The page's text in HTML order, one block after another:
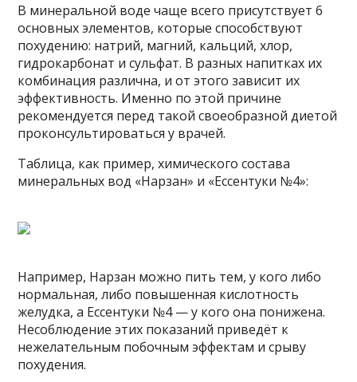
В минеральной воде чаще всего присутствует 6
основных элементов, которые способствуют
похудению: натрий, магний, кальций, хлор,
гидрокарбонат и сульфат. В разных напитках их
комбинация различна, и от этого зависит их
эффективность. Именно по этой причине
рекомендуется перед такой своеобразной диетой
проконсультироваться у врачей.
Таблица, как пример, химического состава
минеральных вод «Нарзан» и «Ессентуки №4»:
Например, Нарзан можно пить тем, у кого либо
нормальная, либо повышенная кислотность
желудка, а Ессентуки №4 — у кого она понижена.
Несоблюдение этих показаний приведёт к
нежелательным побочным эффектам и срыву
похудения.